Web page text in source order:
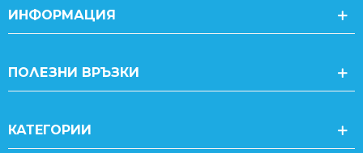
ИНФОРМАЦИЯ
ПОЛЕЗНИ ВРЪЗКИ
КАТЕГОРИИ